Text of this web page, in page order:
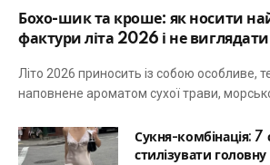
Бохо-шик та кроше: як носити
фактури літа 2026 і не
Літо 2026 приносить із собою особливе,
наповнене ароматом сухої трави,
Сукня-комбінація: 7
стилізувати головну